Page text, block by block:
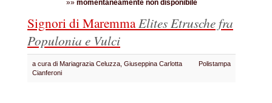
»» momentaneamente non disponibile
Signori di MaremmaElites Etrusche fra
Populonia e Vulci
a cura di Mariagrazia Celuzza, Giuseppina Carlotta
Cianferoni
Polistampa